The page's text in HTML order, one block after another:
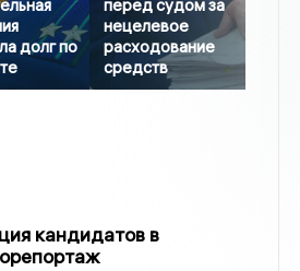
долг по
перед судом за
нецелевое
расходование
средств
кандидатов в